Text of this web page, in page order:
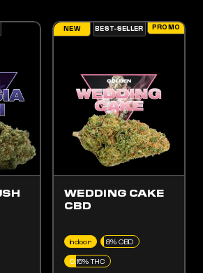
WEDDING CAKE
CBD
Indoor 8% CBD
0.15% THC
NEW BEST-SELLER PROMO
LES OPTIONS PEUVENT ÊTRE CHOISIES SUR LA